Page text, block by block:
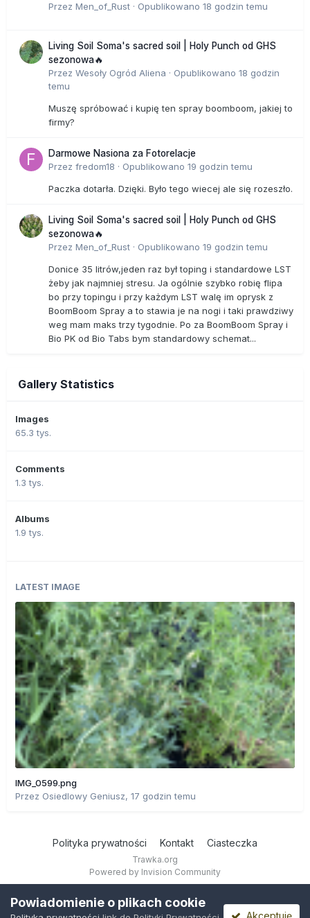
Przez Men_of_Rust · Opublikowano 18 godzin temu
Living Soil Soma's sacred soil | Holy Punch od GHS
sezonowa🔥
Przez Wesoły Ogród Aliena · Opublikowano 18 godzin
temu
Muszę spróbować i kupię ten spray boomboom, jakiej to
firmy?
Darmowe Nasiona za Fotorelacje
Przez fredom18 · Opublikowano 19 godzin temu
Paczka dotarła. Dzięki. Było tego wiecej ale się rozeszło.
Living Soil Soma's sacred soil | Holy Punch od GHS
sezonowa🔥
Przez Men_of_Rust · Opublikowano 19 godzin temu
Donice 35 litrów,jeden raz był toping i standardowe LST
żeby jak najmniej stresu. Ja ogólnie szybko robię flipa
bo przy topingu i przy każdym LST walę im oprysk z
BoomBoom Spray a to stawia je na nogi i taki prawdziwy
weg mam maks trzy tygodnie. Po za BoomBoom Spray i
Bio PK od Bio Tabs bym standardowy schemat...
Gallery Statistics
Images
65.3 tys.
Comments
1.3 tys.
Albums
1.9 tys.
LATEST IMAGE
IMG_0599.png
Przez Osiedlowy Geniusz, 17 godzin temu
Polityka prywatności Kontakt Ciasteczka
Trawka.org
Powered by Invision Community
Powiadomienie o plikach cookie
Akceptuję